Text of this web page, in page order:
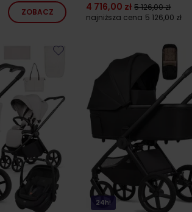
ZOBACZ
4 716,00 zł 5 126,00 zł
najniższa cena 5 126,00 zł
24h!